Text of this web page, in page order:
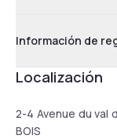
Información de
Localización
2-4 Avenue du val
BOIS